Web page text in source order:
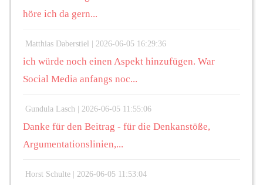
höre ich da gern...
Matthias Daberstiel | 2026-06-05 16:29:36
ich würde noch einen Aspekt hinzufügen. War
Social Media anfangs noc...
Gundula Lasch | 2026-06-05 11:55:06
Danke für den Beitrag - für die Denkanstöße,
Argumentationslinien,...
Horst Schulte | 2026-06-05 11:53:04